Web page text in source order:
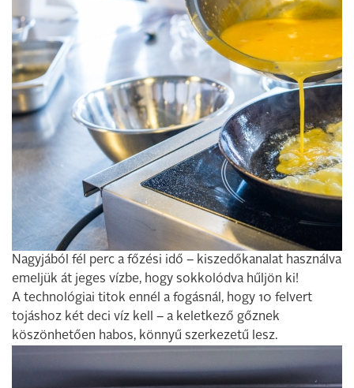
Nagyjából fél perc a főzési idő – kiszedőkanalat használva
emeljük át jeges vízbe, hogy sokkolódva hűljön ki!
A technológiai titok ennél a fogásnál, hogy 10 felvert
tojáshoz két deci víz kell – a keletkező gőznek
köszönhetően habos, könnyű szerkezetű lesz.